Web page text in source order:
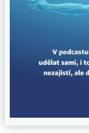
Boxy jsme
se snažili,
úrovni a
krabici“.
obrazovku se
Pro